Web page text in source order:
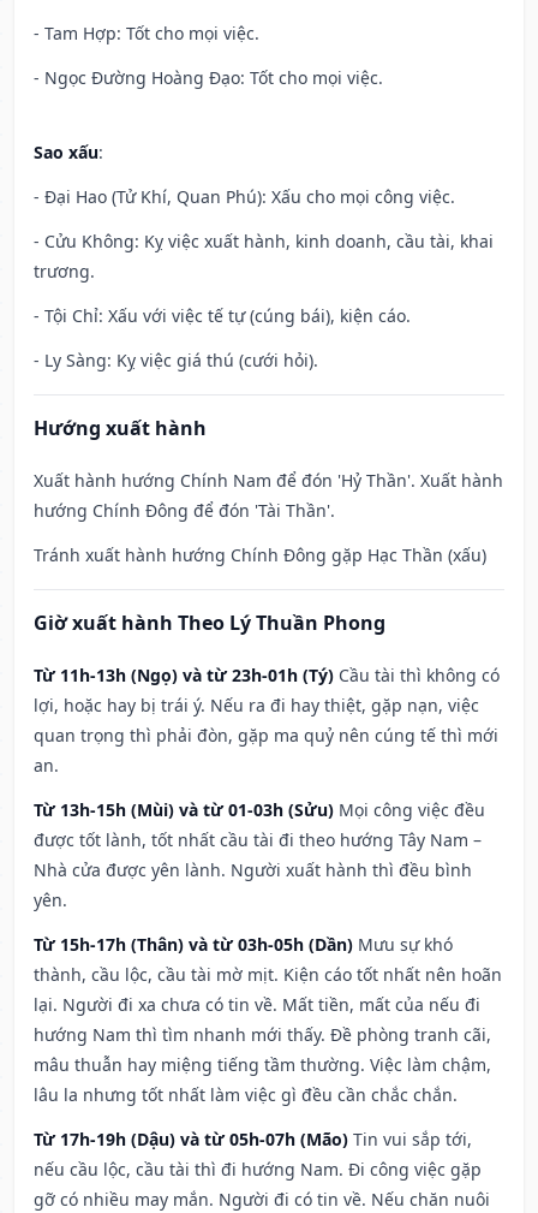
- Tam Hợp: Tốt cho mọi việc.
- Ngọc Đường Hoàng Đạo: Tốt cho mọi việc.
Sao xấu:
- Đại Hao (Tử Khí, Quan Phú): Xấu cho mọi công việc.
- Cửu Không: Kỵ việc xuất hành, kinh doanh, cầu tài, khai
trương.
- Tội Chỉ: Xấu với việc tế tự (cúng bái), kiện cáo.
- Ly Sàng: Kỵ việc giá thú (cưới hỏi).
Hướng xuất hành
Xuất hành hướng Chính Nam để đón 'Hỷ Thần'. Xuất hành
hướng Chính Đông để đón 'Tài Thần'.
Tránh xuất hành hướng Chính Đông gặp Hạc Thần (xấu)
Giờ xuất hành Theo Lý Thuần Phong
Từ 11h-13h (Ngọ) và từ 23h-01h (Tý) Cầu tài thì không có
lợi, hoặc hay bị trái ý. Nếu ra đi hay thiệt, gặp nạn, việc
quan trọng thì phải đòn, gặp ma quỷ nên cúng tế thì mới
an.
Từ 13h-15h (Mùi) và từ 01-03h (Sửu) Mọi công việc đều
được tốt lành, tốt nhất cầu tài đi theo hướng Tây Nam –
Nhà cửa được yên lành. Người xuất hành thì đều bình
yên.
Từ 15h-17h (Thân) và từ 03h-05h (Dần) Mưu sự khó
thành, cầu lộc, cầu tài mờ mịt. Kiện cáo tốt nhất nên hoãn
lại. Người đi xa chưa có tin về. Mất tiền, mất của nếu đi
hướng Nam thì tìm nhanh mới thấy. Đề phòng tranh cãi,
mâu thuẫn hay miệng tiếng tầm thường. Việc làm chậm,
lâu la nhưng tốt nhất làm việc gì đều cần chắc chắn.
Từ 17h-19h (Dậu) và từ 05h-07h (Mão) Tin vui sắp tới,
nếu cầu lộc, cầu tài thì đi hướng Nam. Đi công việc gặp
gỡ có nhiều may mắn. Người đi có tin về. Nếu chăn nuôi